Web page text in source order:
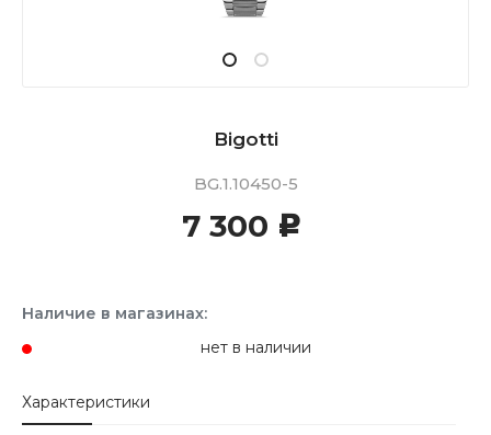
Bigotti
BG.1.10450-5
7 300 c
Наличие в магазинах:
нет в наличии
Характеристики